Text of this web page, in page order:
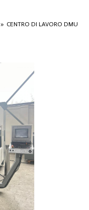
» CENTRO DI LAVORO DMU